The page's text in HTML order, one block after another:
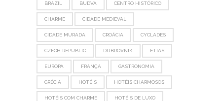
BRAZIL BUDVA CENTRO HISTÓRICO
CHARME CIDADE MEDIEVAL
CIDADE MURADA CROÁCIA CYCLADES
CZECH REPUBLIC DUBROVNIK ETIAS
EUROPA FRANÇA GASTRONOMIA
GRÉCIA HOTÉIS HOTÉIS CHARMOSOS
HOTÉIS COM CHARME HOTÉIS DE LUXO